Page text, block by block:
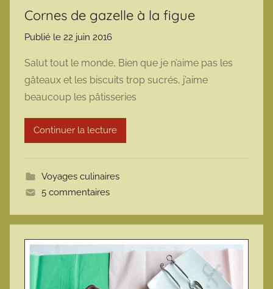
Cornes de gazelle à la figue
Publié le 22 juin 2016
r
m
a
r
m
t
Salut tout le monde, Bien que je n’aime pas les
gâteaux et les biscuits trop sucrés, j’aime
beaucoup les pâtisseries
Continuer la lecture
Voyages culinaires
5 commentaires